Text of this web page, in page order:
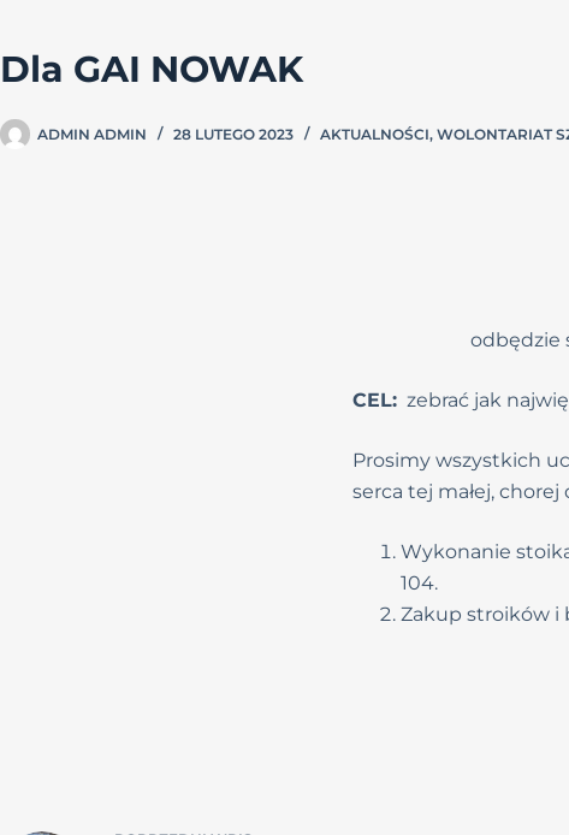
Dla GAI NOWAK
ADMIN ADMIN 28 LUTEGO 2023 AKTUALNOŚCI, WOLONTARIAT
odbędzie
CEL: zebrać jak
Prosimy wszystkich
serca tej małej,
Wykonanie
104.
Zakup stroików i